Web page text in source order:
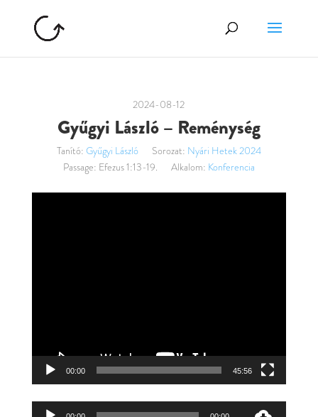
2024-08-12
Gyűgyi László – Reménység
Tanító: Gyűgyi László Sorozat: Nyári Hetek 2024
Passage: Efezus 1:13-19. Alkalom: Konferencia
00:00 45:56
Audió